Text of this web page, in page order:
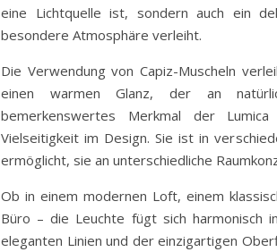
eine Lichtquelle ist, sondern auch ein
besondere Atmosphäre verleiht.
Die Verwendung von Capiz-Muscheln
einen warmen Glanz, der an
bemerkenswertes Merkmal der
Vielseitigkeit im Design. Sie ist in
ermöglicht, sie an unterschiedliche
Ob in einem modernen Loft, einem
Büro – die Leuchte fügt sich harmonisch
eleganten Linien und der einzigartigen